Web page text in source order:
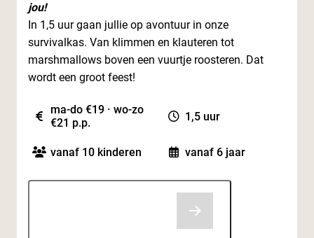
jou!
In 1,5 uur gaan jullie op avontuur in onze
survivalkas. Van klimmen en klauteren tot
marshmallows boven een vuurtje roosteren. Dat
wordt een groot feest!
ma-do €19 · wo-zo
€21 p.p.
1,5 uur
vanaf 10 kinderen vanaf 6 jaar